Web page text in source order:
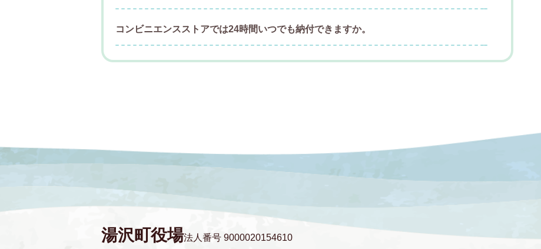
コンビニエンスストアでは24時間いつでも納付できますか。
湯沢町役場法人番号 9000020154610